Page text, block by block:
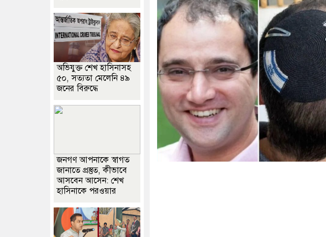
অভিযুক্ত শেখ হাসিনাসহ
৫০, সত্যতা মেলেনি ৪৯
জনের বিরুদ্ধে
জনগণ আপনাকে স্বাগত
জানাতে প্রস্তুত, কীভাবে
আসবেন আসেন: শেখ
হাসিনাকে পরওয়ার